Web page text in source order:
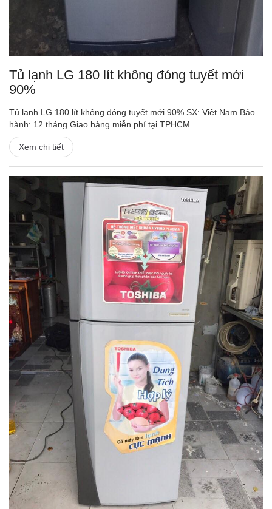
Tủ lạnh LG 180 lít không đóng tuyết mới
90%
Tủ lạnh LG 180 lít không đóng tuyết mới 90% SX: Việt Nam Bảo
hành: 12 tháng Giao hàng miễn phí tại TPHCM
Xem chi tiết